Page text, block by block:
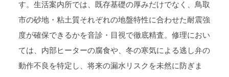
す。生活案内所では、既存基礎の厚みだけでなく、鳥取
市の砂地・粘土質それぞれの地盤特性に合わせた耐震強
度が確保できるかを音診・目視で徹底精査。修理におい
ては、内部ヒーターの腐食や、冬の寒気による逃し弁の
動作不良を特定し、将来の漏水リスクを未然に防ぎま